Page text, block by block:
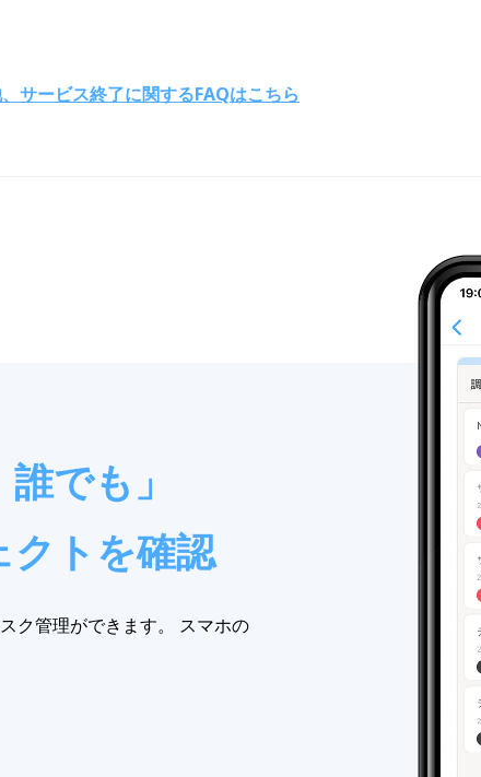
サービス終了に関するFAQはこちら
でも」
クトを確認
ク管理ができます。 スマホの